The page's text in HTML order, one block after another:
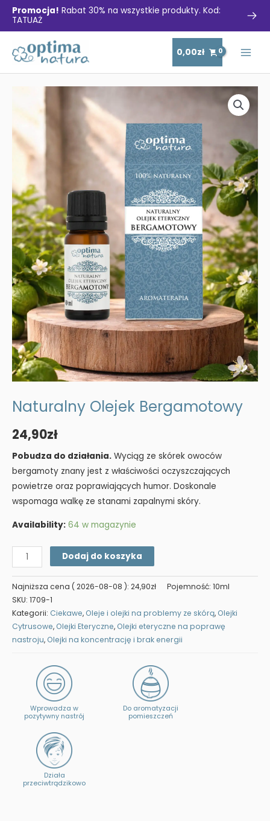
Promocja! Rabat 30% na wszystkie produkty. Kod:
TATUAŻ
0,00zł
Naturalny Olejek Bergamotowy
24,90zł
Pobudza do działania. Wyciąg ze skórek owoców
bergamoty znany jest z właściwości oczyszczających
powietrze oraz poprawiających humor. Doskonale
wspomaga walkę ze stanami zapalnymi skóry.
Availability: 64 w magazynie
ilość
Naturalny
Olejek
Bergamotowy
Dodaj do koszyka
Najniższa cena ( 2026-08-08 ): 24,90zł
Pojemność: 10ml
SKU: 1709-1
Kategorii: Ciekawe, Oleje i olejki na problemy ze skórą, Olejki
Cytrusowe, Olejki Eteryczne, Olejki eteryczne na poprawę
nastroju, Olejki na koncentrację i brak energii
Wprowadza w
pozytywny nastrój
Do aromatyzacji
pomieszczeń
Działa
przeciwtrądzikowo